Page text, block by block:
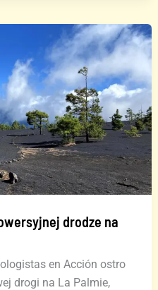
drodze na
en Acción ostro
drogi na La Palmie,